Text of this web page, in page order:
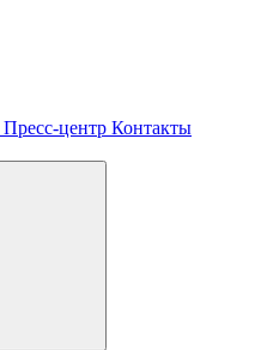
Пресс-центр Контакты